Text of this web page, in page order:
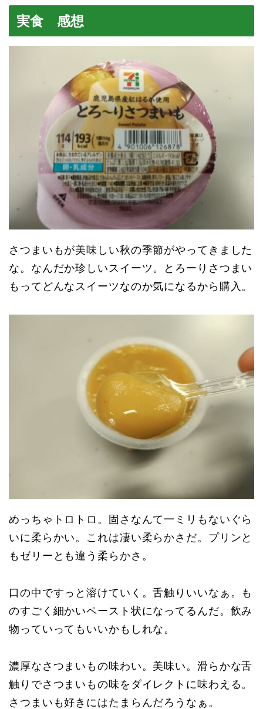
実食 感想
さつまいもが美味しい秋の季節がやってきました
な。なんだか珍しいスイーツ。とろーりさつまい
もってどんなスイーツなのか気になるから購入。
めっちゃトロトロ。固さなんて一ミリもないぐら
いに柔らかい。これは凄い柔らかさだ。プリンと
もゼリーとも違う柔らかさ。
口の中ですっと溶けていく。舌触りいいなぁ。も
のすごく細かいペースト状になってるんだ。飲み
物っていってもいいかもしれな。
濃厚なさつまいもの味わい。美味い。滑らかな舌
触りでさつまいもの味をダイレクトに味わえる。
さつまいも好きにはたまらんだろうなぁ。